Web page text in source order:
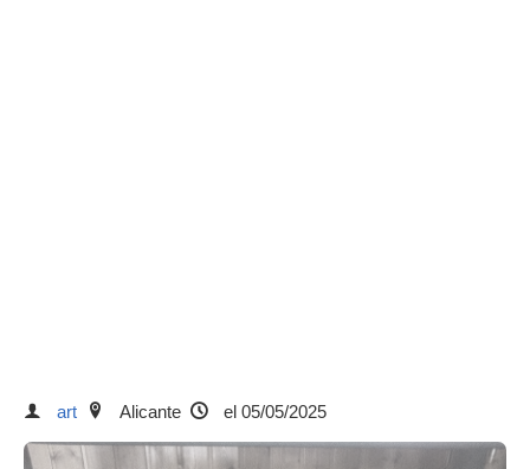
art Alicante el 05/05/2025